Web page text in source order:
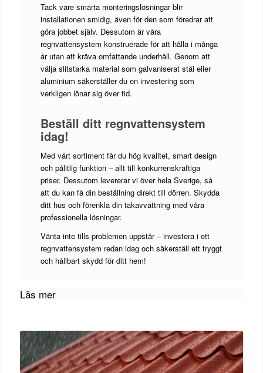
Tack vare smarta monteringslösningar blir
installationen smidig, även för den som föredrar att
göra jobbet själv. Dessutom är våra
regnvattensystem konstruerade för att hålla i många
år utan att kräva omfattande underhåll. Genom att
välja slitstarka material som galvaniserat stål eller
aluminium säkerställer du en investering som
verkligen lönar sig över tid.
Beställ ditt regnvattensystem
idag!
Med vårt sortiment får du hög kvalitet, smart design
och pålitlig funktion – allt till konkurrenskraftiga
priser. Dessutom levererar vi över hela Sverige, så
att du kan få din beställning direkt till dörren. Skydda
ditt hus och förenkla din takavvattning med våra
professionella lösningar.
Vänta inte tills problemen uppstår – investera i ett
regnvattensystem redan idag och säkerställ ett tryggt
och hållbart skydd för ditt hem!
Läs mer